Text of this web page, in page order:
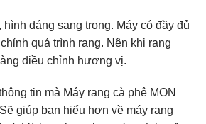
dáng sang trọng. Máy có đầy đủ
quá trình rang. Nên khi rang
điều chỉnh hương vị.
tin mà Máy rang cà phê MON
giúp bạn hiểu hơn về máy rang